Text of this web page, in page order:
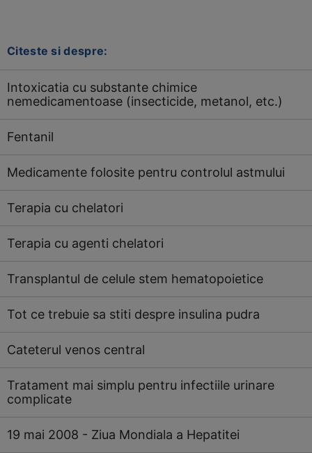
Citeste si despre:
Intoxicatia cu substante chimice
nemedicamentoase (insecticide, metanol, etc.)
Fentanil
Medicamente folosite pentru controlul astmului
Terapia cu chelatori
Terapia cu agenti chelatori
Transplantul de celule stem hematopoietice
Tot ce trebuie sa stiti despre insulina pudra
Cateterul venos central
Tratament mai simplu pentru infectiile urinare
complicate
19 mai 2008 - Ziua Mondiala a Hepatitei